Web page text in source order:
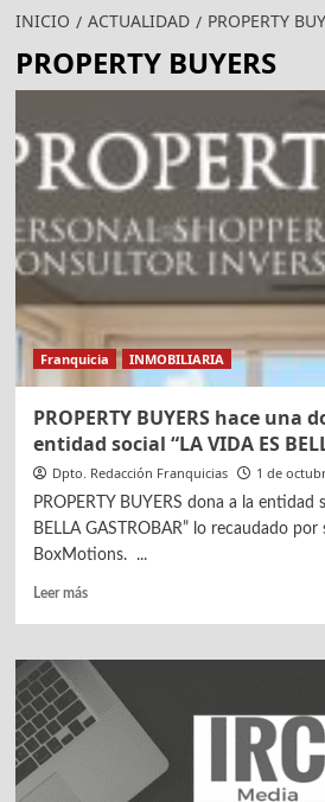
INICIO ACTUALIDAD PROPERTY
PROPERTY BUYERS
Franquicia INMOBILIARIA
PROPERTY BUYERS hace una
entidad social “LA VIDA ES
Dpto. Redacción Franquicias 1 de
PROPERTY BUYERS dona a la entidad
BELLA GASTROBAR” lo recaudado
BoxMotions. ...
Leer másLeer
PROPERTY
BUYERS
hace
una